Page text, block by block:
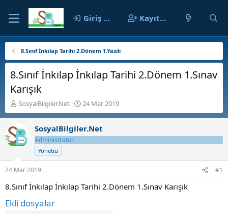
Giriş yap Kayıt ol
8.Sınıf İnkılap Tarihi 2.Dönem 1.Yazılı
8.Sınıf İnkılap İnkılap Tarihi 2.Dönem 1.Sınav
Karışık
K
o
n
b
u
y
u
b
a
ş
a
SosyalBilgiler.Net
B
a
ş
l
ç
t
24 Mar 2019
SosyalBilgiler.Net
Administrator
Yönetici
24 Mar 2019 #1
8.Sınıf İnkılap İnkılap Tarihi 2.Dönem 1.Sınav Karışık
Ekli dosyalar